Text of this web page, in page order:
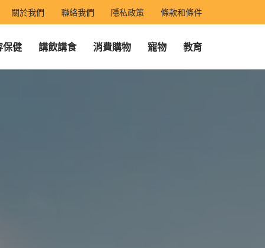
關於我們 聯絡我們 隱私政策 條款和條件
保健 講飲講食 消費購物 寵物 教育